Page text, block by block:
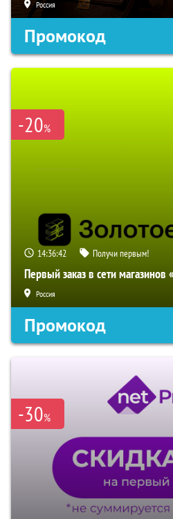
Россия
Промокод
-20%
14:36:41 Получи первым!
Первый заказ в сети магазинов
Россия
Промокод
-30%